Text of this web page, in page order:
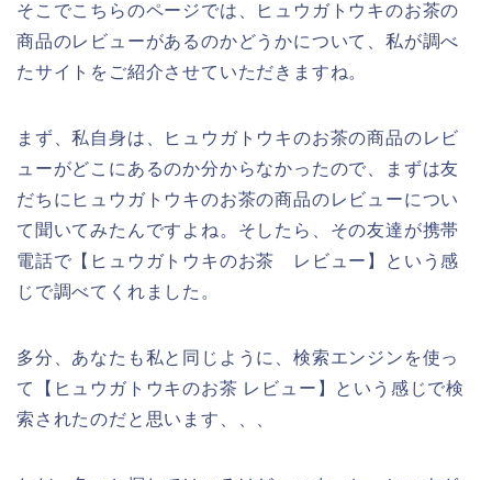
そこでこちらのページでは、ヒュウガトウキのお茶の
商品のレビューがあるのかどうかについて、私が調べ
たサイトをご紹介させていただきますね。
まず、私自身は、ヒュウガトウキのお茶の商品のレビ
ューがどこにあるのか分からなかったので、まずは友
だちにヒュウガトウキのお茶の商品のレビューについ
て聞いてみたんですよね。そしたら、その友達が携帯
電話で【ヒュウガトウキのお茶 レビュー】という感
じで調べてくれました。
多分、あなたも私と同じように、検索エンジンを使っ
て【ヒュウガトウキのお茶 レビュー】という感じで検
索されたのだと思います、、、